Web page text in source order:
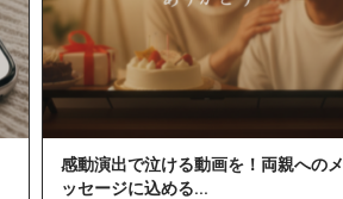
感動演出で泣ける動画を！両親へのメ
ッセージに込める...